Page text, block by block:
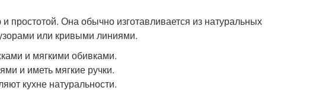
простотой. Она обычно изготавливается из натуральных
или кривыми линиями.
и мягкими обивками.
и иметь мягкие ручки.
кухне натуральности.